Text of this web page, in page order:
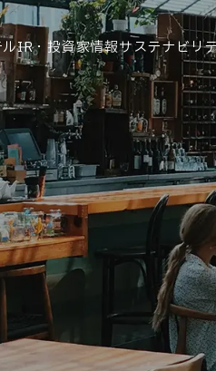
IR・投資家情報サステナビリ
運営
IR
IRニュー
IRカレン
IRライブ
株式情報
財務・業